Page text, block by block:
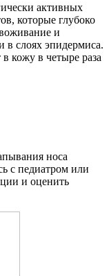
активных
которые глубоко
и
в слоях эпидермиса.
кожу в четыре раза
носа
с педиатром или
и оценить